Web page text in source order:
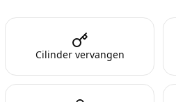
Cilinder vervangen